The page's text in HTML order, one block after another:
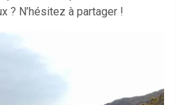
? N’hésitez à partager !